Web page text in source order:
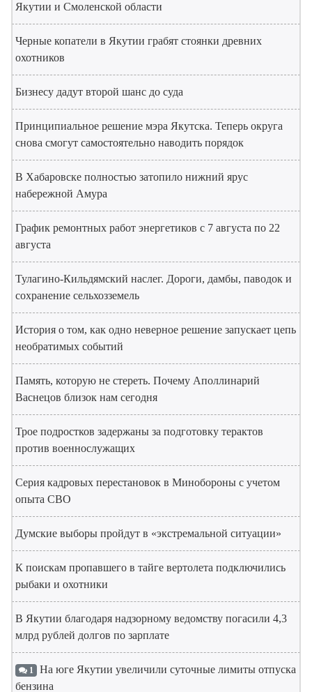
Якутии и Смоленской области
Черные копатели в Якутии грабят стоянки древних
охотников
Бизнесу дадут второй шанс до суда
Принципиальное решение мэра Якутска. Теперь округа
снова смогут самостоятельно наводить порядок
В Хабаровске полностью затопило нижний ярус
набережной Амура
График ремонтных работ энергетиков с 7 августа по 22
августа
Тулагино-Кильдямский наслег. Дороги, дамбы, паводок и
сохранение сельхозземель
История о том, как одно неверное решение запускает цепь
необратимых событий
Память, которую не стереть. Почему Аполлинарий
Васнецов близок нам сегодня
Трое подростков задержаны за подготовку терактов
против военнослужащих
Серия кадровых перестановок в Минобороны с учетом
опыта СВО
Думские выборы пройдут в «экстремальной ситуации»
К поискам пропавшего в тайге вертолета подключились
рыбаки и охотники
В Якутии благодаря надзорному ведомству погасили 4,3
млрд рублей долгов по зарплате
1 На юге Якутии увеличили суточные лимиты отпуска
бензина